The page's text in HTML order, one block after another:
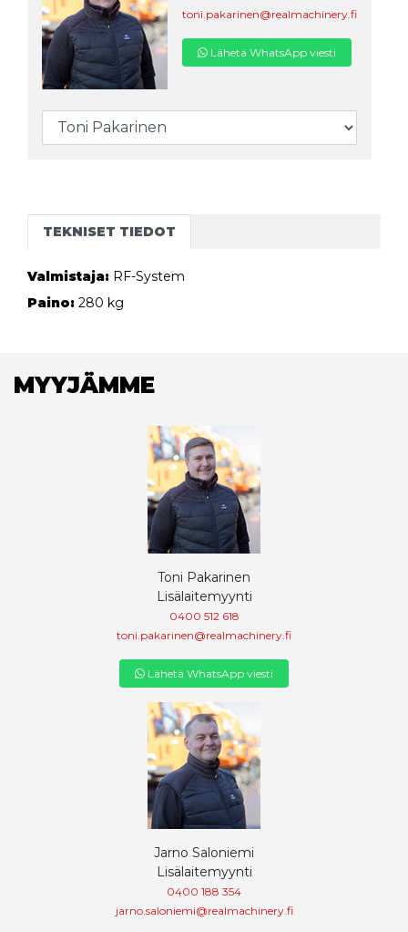
toni.pakarinen@realmachinery.fi
Lähetä WhatsApp viesti
TEKNISET TIEDOT
Valmistaja: RF-System
Paino: 280 kg
MYYJÄMME
Toni Pakarinen
Lisälaitemyynti
0400 512 618
toni.pakarinen@realmachinery.fi
Lähetä WhatsApp viesti
Jarno Saloniemi
Lisälaitemyynti
0400 188 354
jarno.saloniemi@realmachinery.fi